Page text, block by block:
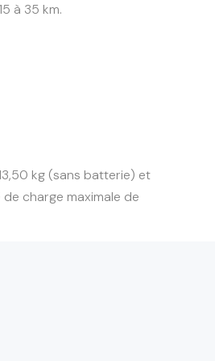
à 35 km.
kg (sans batterie) et
charge maximale de